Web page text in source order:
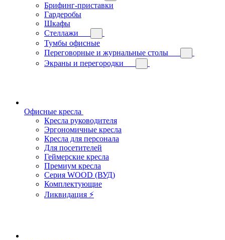
Брифинг-приставки
Гардеробы
Шкафы
Стеллажи
Тумбы офисные
Переговорные и журнальные столы
Экраны и перегородки
Офисные кресла
Кресла руководителя
Эргономичные кресла
Кресла для персонала
Для посетителей
Геймерские кресла
Премиум кресла
Серия WOOD (ВУД)
Комплектующие
Ликвидация ⚡